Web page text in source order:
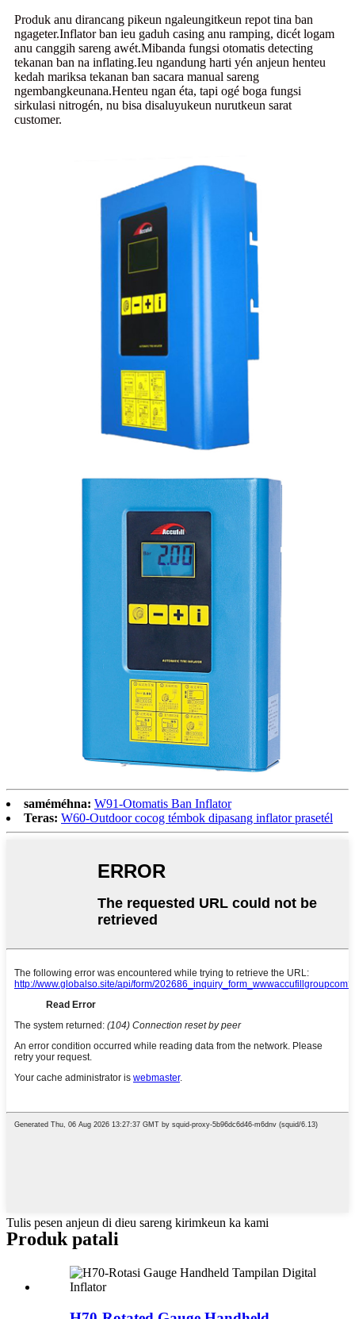
Produk anu dirancang pikeun ngaleungitkeun repot tina ban
ngageter.Inflator ban ieu gaduh casing anu ramping, dicét logam
anu canggih sareng awét.Mibanda fungsi otomatis detecting
tekanan ban na inflating.Ieu ngandung harti yén anjeun henteu
kedah mariksa tekanan ban sacara manual sareng
ngembangkeunana.Henteu ngan éta, tapi ogé boga fungsi
sirkulasi nitrogén, nu bisa disaluyukeun nurutkeun sarat
customer.
saméméhna: W91-Otomatis Ban Inflator
Teras: W60-Outdoor cocog témbok dipasang inflator prasetél
Tulis pesen anjeun di dieu sareng kirimkeun ka kami
Produk patali